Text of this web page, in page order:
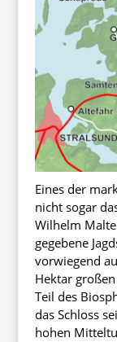
Eines der
nicht sogar
Wilhelm
gegebene
vorwiegend
Hektar
Teil des
das Schloss
hohen